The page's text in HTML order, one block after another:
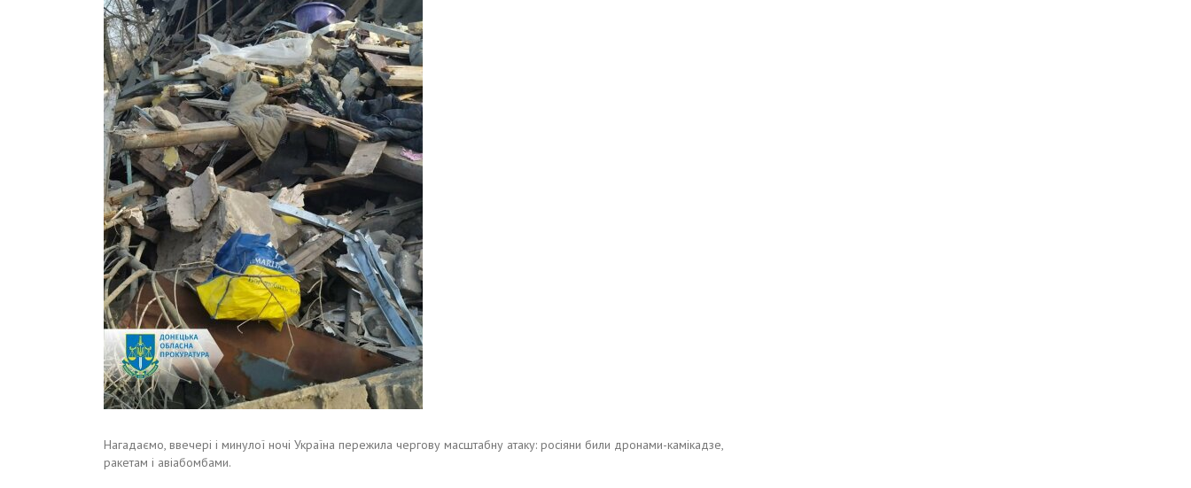
Нагадаємо, ввечері і минулої ночі Україна пережила чергову масштабну атаку: росіяни били дронами-камікадзе,
ракетам і авіабомбами.